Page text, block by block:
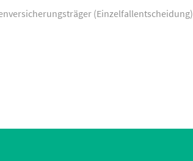
(Einzelfallentscheidung)